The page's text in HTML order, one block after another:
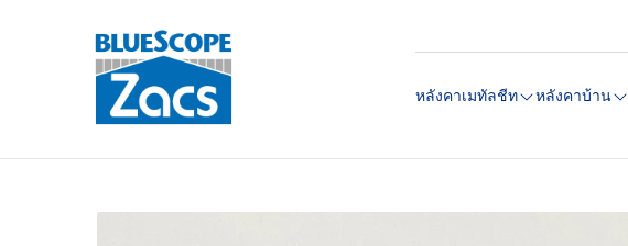
หลังคาเมทัลชีท หลังคาบ้าน